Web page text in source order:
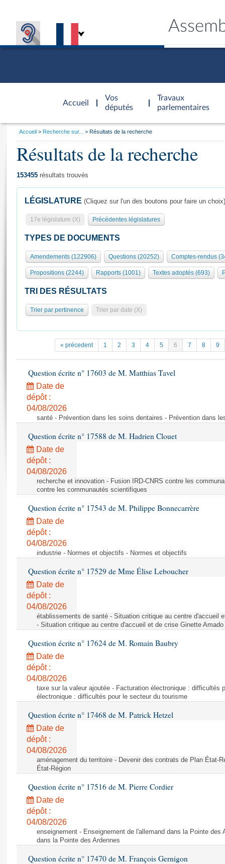
Accueil
d'accueil
Vos
députés
Travaux
parlementaires
Présidence
577 députés
Groupes politiques
Séance publique
Commissions et autres organes
Europe et International
Pétitions
Projets de loi
Propositions de loi
Amendements
Textes adoptés
Rapports d'information
Rapports d'enquête
Rapports législatifs
Baromètre de l’application des lois
Dossiers législatifs
Budget et sécurité sociale
Questions écrites et orales
Comptes rendus des débats
Général
Rôle et pouvoirs de l'Assemblée
Organisation de l'Assemblée
Présidence Conférence des Présidents Bureau Collège des
Statistiques et chiffres clés
Documents de référence
( Constitution | Règlement de l'Assemblée ... )
Histoire
Juniors
Anciennes législatures
Liens vers les sites publics
Visiter l'Assemblée
Visite virtuelle du palais Bourbon
Assister à une séance
La Bibliothèque
Contacts et plan d'accès
Photos libres de droit
Vous
Accueil Recherche sur... Résultats de la recherche
Résultats de la recherche
153455 résultats trouvés
LÉGISLATURE (Cliquez sur l'un des boutons pour faire un choix)
17e législature (X) Précédentes législatures
TYPES DE DOCUMENTS
Amendements (122906) Questions (20252) Comptes-rendus
Propositions (2244) Rapports (1001) Textes adoptés (693)
TRI DES RÉSULTATS
Trier par pertinence Trier par date (X)
« précedent 1 2 3 4 5 6 7 8 9
Question écrite n° 17603 de M. Matthias Tavel
Date de
dépôt :
04/08/2026
santé - Prévention dans les soins dentaires - Prévention dans
Question écrite n° 17588 de M. Hadrien Clouet
Date de
dépôt :
04/08/2026
recherche et innovation - Fusion IRD-CNRS contre les
contre les communautés scientifiques
Question écrite n° 17543 de M. Philippe Bonnecarrère
Date de
dépôt :
04/08/2026
industrie - Normes et objectifs - Normes et objectifs
Question écrite n° 17529 de Mme Élise Leboucher
Date de
dépôt :
04/08/2026
établissements de santé - Situation critique au centre d'accueil
- Situation critique au centre d'accueil et de crise Ginette Amado
Question écrite n° 17624 de M. Romain Baubry
Date de
dépôt :
04/08/2026
taxe sur la valeur ajoutée - Facturation électronique : difficultés
électronique : difficultés pour le secteur du tourisme
Question écrite n° 17468 de M. Patrick Hetzel
Date de
dépôt :
04/08/2026
aménagement du territoire - Devenir des contrats de Plan État-
État-Région
Question écrite n° 17516 de M. Pierre Cordier
Date de
dépôt :
04/08/2026
enseignement - Enseignement de l'allemand dans la Pointe des
dans la Pointe des Ardennes
Question écrite n° 17470 de M. François Gernigon